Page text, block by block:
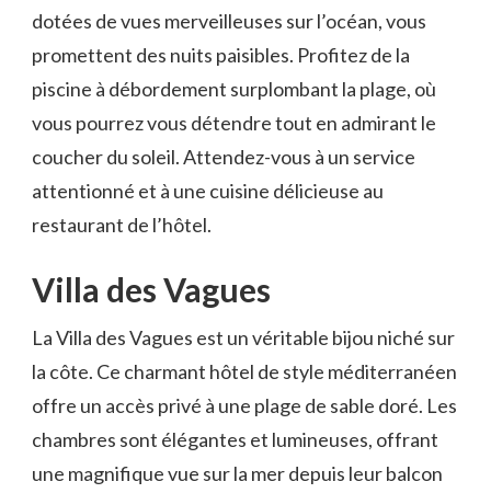
dotées de vues merveilleuses sur l’océan, vous
promettent des nuits paisibles. ‍Profitez de la
piscine à débordement surplombant la plage, où
vous pourrez⁣ vous détendre tout en admirant‌ le
coucher du soleil. ‍Attendez-vous à un service
attentionné et à une ⁤cuisine délicieuse au
restaurant de l’hôtel.
Villa des ‌Vagues
La Villa des Vagues est‍ un véritable bijou niché sur
la côte. Ce​ charmant hôtel de ‍style méditerranéen⁤
offre un ‌accès privé à une plage de ‍sable doré. ‌Les
chambres sont⁣ élégantes et lumineuses,​ offrant
une magnifique vue sur la⁤ mer⁢ depuis leur balcon